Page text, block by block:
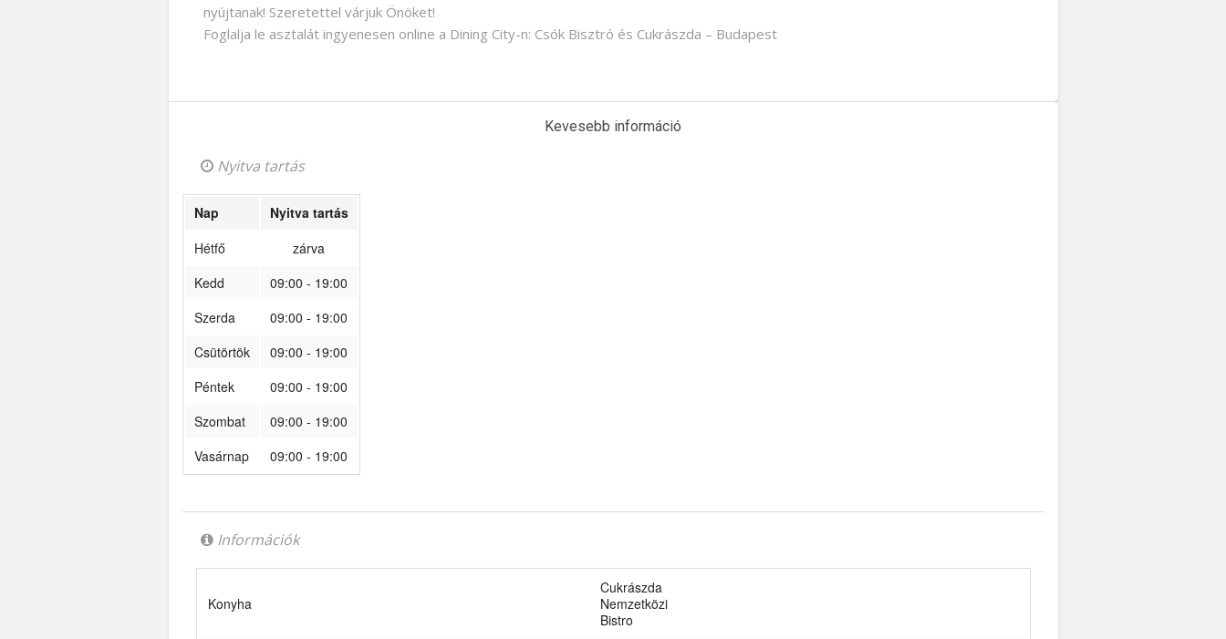
nyújtanak! Szeretettel várjuk Önöket!
Foglalja le asztalát ingyenesen online a Dining City-n: Csók Bisztró és Cukrászda – Budapest
Kevesebb információ
Nyitva tartás
Nap
Nyitva tartás
Hétfő
zárva
Kedd
09:00 - 19:00
Szerda
09:00 - 19:00
Csütörtök
09:00 - 19:00
Péntek
09:00 - 19:00
Szombat
09:00 - 19:00
Vasárnap
09:00 - 19:00
Információk
Konyha
Cukrászda
Nemzetközi
Bistro